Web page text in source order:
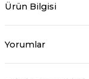
Ürün Bilgisi
Yorumlar